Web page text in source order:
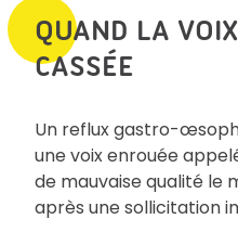
QUAND LA
CASSÉE
Un reflux gastro-
une voix enrouée
de mauvaise qualité le
après une sollicitation